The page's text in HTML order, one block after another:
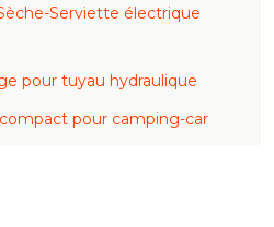
Serviette électrique
pour tuyau hydraulique
pour camping-car